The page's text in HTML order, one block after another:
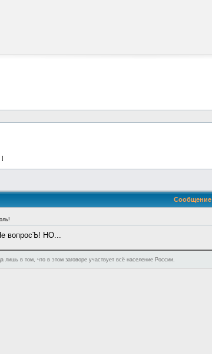
]
Сообщение
вопросЪ! НО...
лишь в том, что в этом заговоре участвует всё население России.